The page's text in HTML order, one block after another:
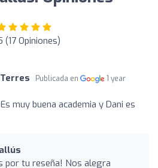
(17 Opiniones)
Publicada en
1 year
Es muy buena academia y Dani es
por tu reseña! Nos alegra